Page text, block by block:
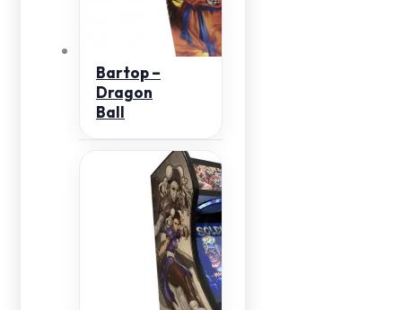
Bartop –
Dragon
Ball